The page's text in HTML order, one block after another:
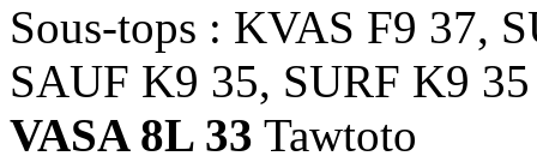
Sous-tops : KVAS F9 37,
SAUF K9 35, SURF K9 35
VASA 8L 33 Tawtoto